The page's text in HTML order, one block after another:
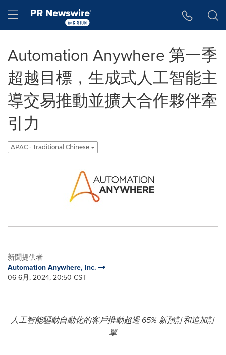
Hamburger menu
Automation Anywhere 第一季
超越目標，生成式人工智能主
導交易推動並擴大合作夥伴牽
引力
APAC - Traditional Chinese
新聞提供者
Automation Anywhere, Inc.
06 6月, 2024, 20:50 CST
人工智能驅動自動化的客戶推動超過 65% 新預訂和追加訂
單